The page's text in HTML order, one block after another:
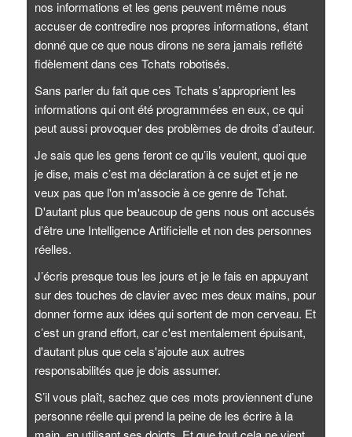
nos informations et les gens peuvent même nous
accuser de contredire nos propres informations, étant
donné que ce que nous dirons ne sera jamais reflété
fidèlement dans ces Tchats robotisés.
Sans parler du fait que ces Tchats s’approprient les
informations qui ont été programmées en eux, ce qui
peut aussi provoquer des problèmes de droits d’auteur.
Je sais que les gens feront ce qu’ils veulent, quoi que
je dise, mais c’est ma déclaration à ce sujet et je ne
veux pas que l'on m'associe à ce genre de Tchat.
D'autant plus que beaucoup de gens nous ont accusés
d’être une Intelligence Artificielle et non des personnes
réelles.
J’écris presque tous les jours et je le fais en appuyant
sur des touches de clavier avec mes deux mains, pour
donner forme aux idées qui sortent de mon cerveau. Et
c’est un grand effort, car c'est mentalement épuisant,
d'autant plus que cela s'ajoute aux autres
responsabilités que je dois assumer.
S’il vous plaît, sachez que ces mots proviennent d’une
personne réelle qui prend la peine de les écrire à la